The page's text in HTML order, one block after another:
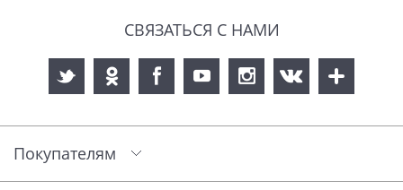
СВЯЗАТЬСЯ С НАМИ
Покупателям